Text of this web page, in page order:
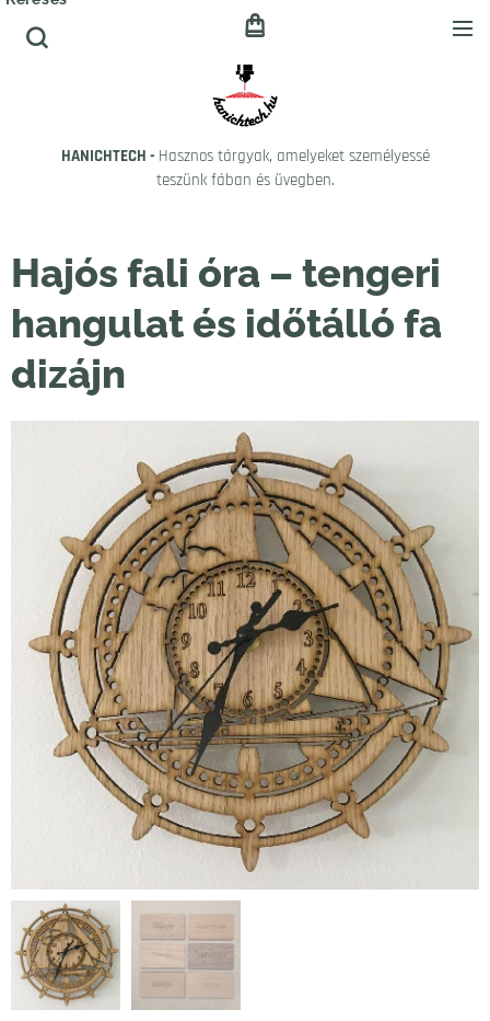
HANICHTECH - Hasznos tárgyak, amelyeket személyessé
teszünk fában és üvegben.
Hajós fali óra – tengeri
hangulat és időtálló fa
dizájn